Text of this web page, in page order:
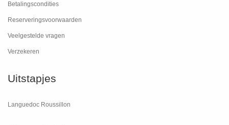
Betalingscondities
Reserveringsvoorwaarden
Veelgestelde vragen
Verzekeren
Uitstapjes
Languedoc Roussillon